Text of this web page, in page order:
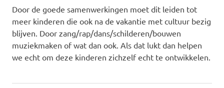
Door de goede samenwerkingen moet dit leiden tot
meer kinderen die ook na de vakantie met cultuur bezig
blijven. Door zang/rap/dans/schilderen/bouwen
muziekmaken of wat dan ook. Als dat lukt dan helpen
we echt om deze kinderen zichzelf echt te ontwikkelen.